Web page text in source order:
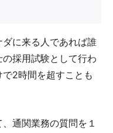
に来る人であれば誰
採用試験として行わ
2時間を超すことも
通関業務の質問を１